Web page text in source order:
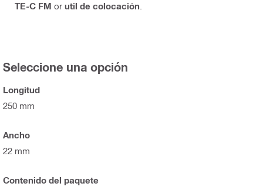
TE-C FM or util de colocación
Seleccione una opción
Longitud
250 mm
Ancho
22 mm
Contenido del paquete